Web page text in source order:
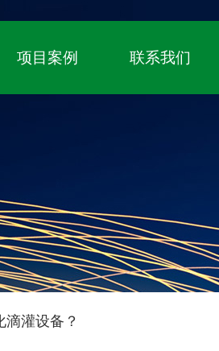
项目案例 联系我们
灌设备？